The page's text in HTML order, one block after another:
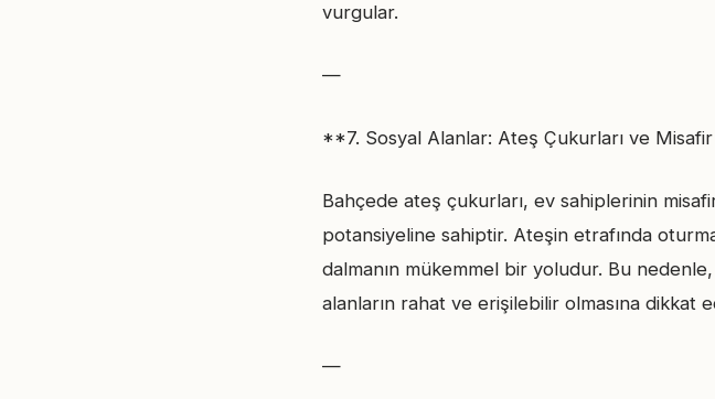
vurgular.
—
**7. Sosyal Alanlar: Ateş Çukurları ve
Bahçede ateş çukurları, ev sahiplerinin
potansiyeline sahiptir. Ateşin etrafında
dalmanın mükemmel bir yoludur. Bu
alanların rahat ve erişilebilir olmasına dikkat
—